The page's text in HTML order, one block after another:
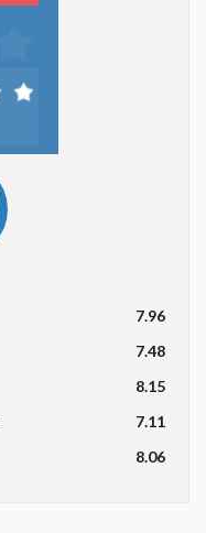
7.96
7.48
8.15
7.11
8.06